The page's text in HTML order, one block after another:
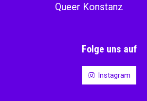
Queer Konstanz
Folge uns auf
Instagram